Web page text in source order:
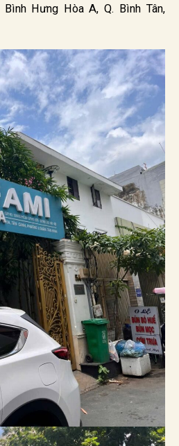
Hưng Hòa A, Q. Bình Tân,